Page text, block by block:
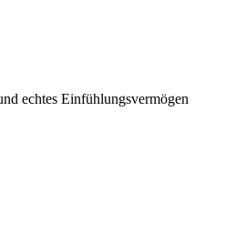
echtes Einfühlungsvermögen